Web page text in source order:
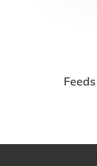
Feeds